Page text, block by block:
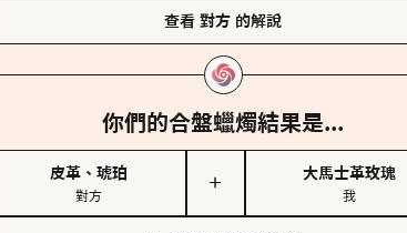
查看 對方 的解說
你們的合盤蠟燭結果是...
皮革、琥珀
對方
＋
大馬士革玫瑰
我